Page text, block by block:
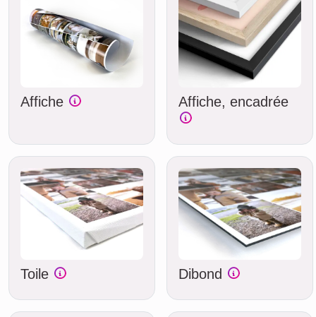
Affiche Affiche, encadrée
Toile Dibond